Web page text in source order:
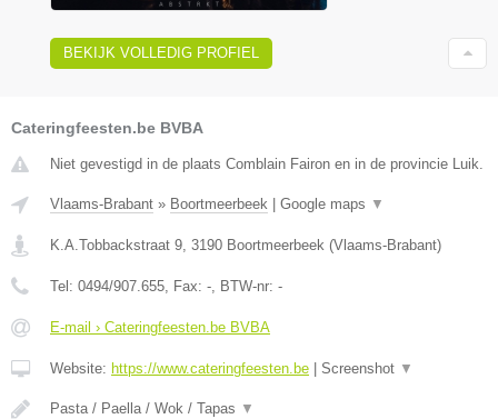
BEKIJK VOLLEDIG PROFIEL
Cateringfeesten.be BVBA
Niet gevestigd in de plaats Comblain Fairon en in de provincie Luik.
Vlaams-Brabant » Boortmeerbeek Google maps ▼
K.A.Tobbackstraat 9, 3190 Boortmeerbeek (Vlaams-Brabant)
Tel: 0494/907.655, Fax: -, BTW-nr: -
E-mail › Cateringfeesten.be BVBA
Website: https://www.cateringfeesten.be Screenshot ▼
Pasta / Paella / Wok / Tapas ▼